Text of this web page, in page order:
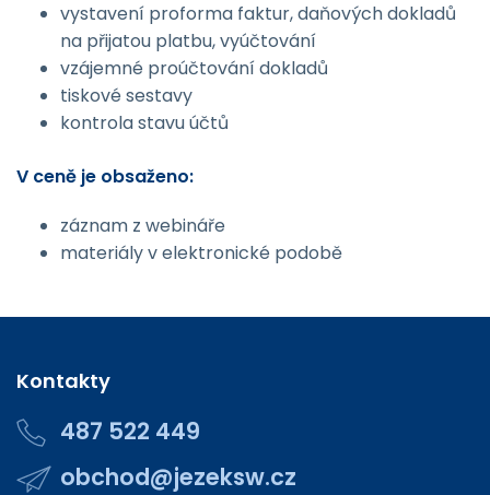
vystavení proforma faktur, daňových dokladů
na přijatou platbu, vyúčtování
vzájemné proúčtování dokladů
tiskové sestavy
kontrola stavu účtů
V ceně je obsaženo:
záznam z webináře
materiály v elektronické podobě
Kontakty
487 522 449
obchod@jezeksw.cz